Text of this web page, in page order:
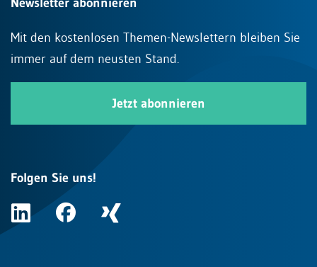
Mit den kostenlosen Themen-Newslettern bleiben Sie
immer auf dem neusten Stand.
Jetzt abonnieren
Folgen Sie uns!